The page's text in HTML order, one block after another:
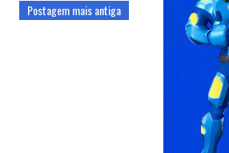
Postagem mais antiga